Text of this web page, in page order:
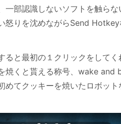
一部認識しないソフトを触らな
怒りを沈めながらSend Hotkey
ると最初の１クリックをしてく
焼くと貰える称号、wake and
めてクッキーを焼いたロボット